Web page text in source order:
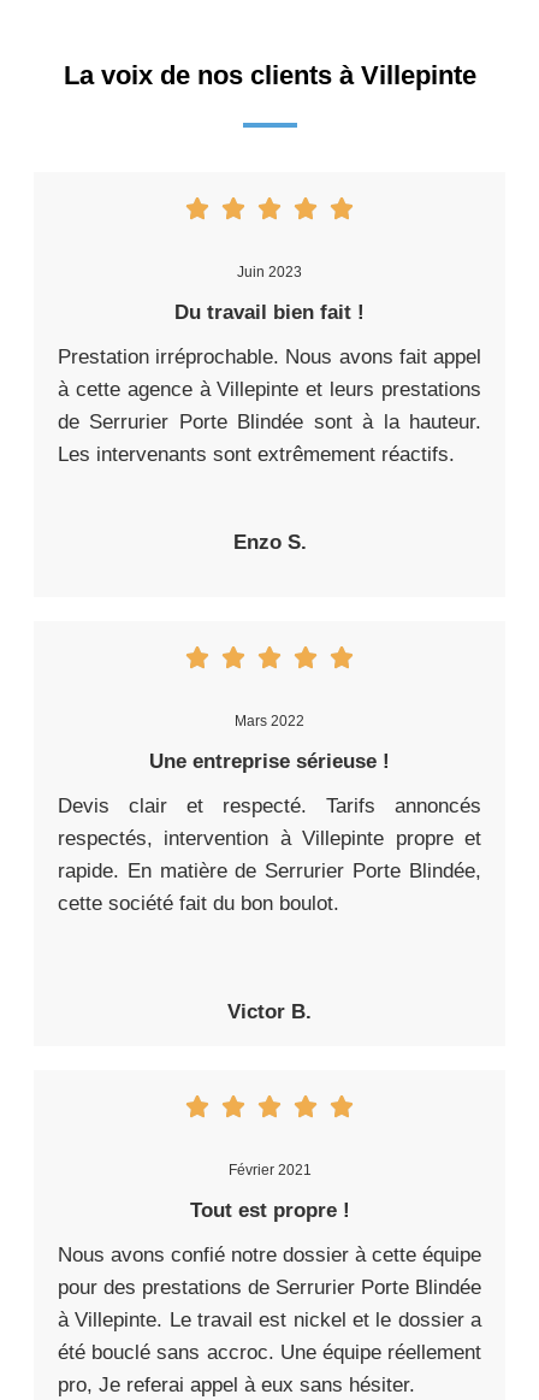
La voix de nos clients à Villepinte
Juin 2023
Du travail bien fait !
Prestation irréprochable. Nous avons fait appel
à cette agence à Villepinte et leurs prestations
de Serrurier Porte Blindée sont à la hauteur.
Les intervenants sont extrêmement réactifs.
Enzo S.
Mars 2022
Une entreprise sérieuse !
Devis clair et respecté. Tarifs annoncés
respectés, intervention à Villepinte propre et
rapide. En matière de Serrurier Porte Blindée,
cette société fait du bon boulot.
Victor B.
Février 2021
Tout est propre !
Nous avons confié notre dossier à cette équipe
pour des prestations de Serrurier Porte Blindée
à Villepinte. Le travail est nickel et le dossier a
été bouclé sans accroc. Une équipe réellement
pro, Je referai appel à eux sans hésiter.